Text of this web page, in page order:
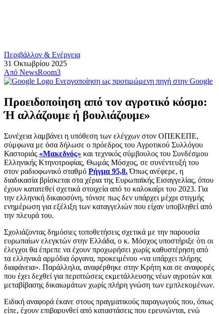
Περιβάλλον & Ενέργεια
31 Οκτωβρίου 2025
Από NewsRoom3
Ενεργοποίηση ως προτιμώμενη πηγή στην Google
Προειδοποίηση από τον αγροτικό κόσμο:
Ή αλλάζουμε ή βουλιάζουμε»
Συνέχεια λαμβάνει η υπόθεση των ελέγχων στον ΟΠΕΚΕΠΕ,
σύμφωνα με όσα δήλωσε ο πρόεδρος του Αγροτικού Συλλόγου
Καστοριάς «Μακεδνός» και τεχνικός σύμβουλος του Συνδέσμου
Ελληνικής Κτηνοτροφίας, Θωμάς Μόσχος, σε συνέντευξή του
στον ραδιοφωνικό σταθμό Ρήγμα 95,8.Όπως ανέφερε, η
διαδικασία βρίσκεται στα χέρια της Ευρωπαϊκής Εισαγγελίας, όπου
έχουν κατατεθεί σχετικά στοιχεία από το καλοκαίρι του 2023. Για
την ελληνική δικαιοσύνη, τόνισε πως δεν υπάρχει μέχρι στιγμής
ενημέρωση για εξέλιξη των καταγγελιών που είχαν υποβληθεί από
την πλευρά του.
Σχολιάζοντας δημόσιες τοποθετήσεις σχετικά με την παρουσία
ευρωπαίων ελεγκτών στην Ελλάδα, ο κ. Μόσχος υποστήριξε ότι οι
έλεγχοι θα έπρεπε να έχουν προχωρήσει χωρίς καθυστέρηση από
τα ελληνικά αρμόδια όργανα, προκειμένου «να υπάρχει πλήρης
διαφάνεια». Παράλληλα, αναφέρθηκε στην Κρήτη και σε αναφορές
που έχει δεχθεί για περιπτώσεις εκμετάλλευσης νέων αγροτών και
μεταβίβασης δικαιωμάτων χωρίς πλήρη γνώση των εμπλεκομένων.
Ειδική αναφορά έκανε στους πραγματικούς παραγωγούς που, όπως
είπε, έχουν επιβαρυνθεί από καταστάσεις που ερευνώνται, ενώ